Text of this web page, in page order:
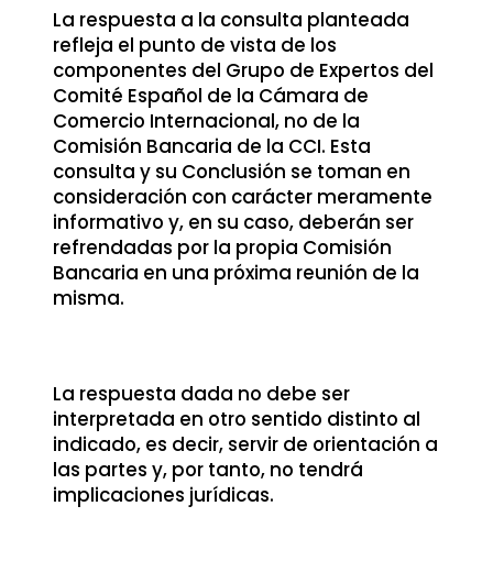
La respuesta a la consulta planteada
refleja el punto de vista de los
componentes del Grupo de Expertos del
Comité Español de la Cámara de
Comercio Internacional, no de la
Comisión Bancaria de la CCI. Esta
consulta y su Conclusión se toman en
consideración con carácter meramente
informativo y, en su caso, deberán ser
refrendadas por la propia Comisión
Bancaria en una próxima reunión de la
misma.
La respuesta dada no debe ser
interpretada en otro sentido distinto al
indicado, es decir, servir de orientación a
las partes y, por tanto, no tendrá
implicaciones jurídicas.